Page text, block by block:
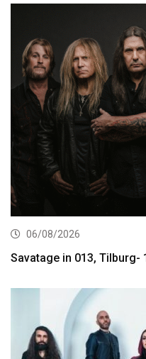
06/08/2026
Savatage in 013, Tilburg-